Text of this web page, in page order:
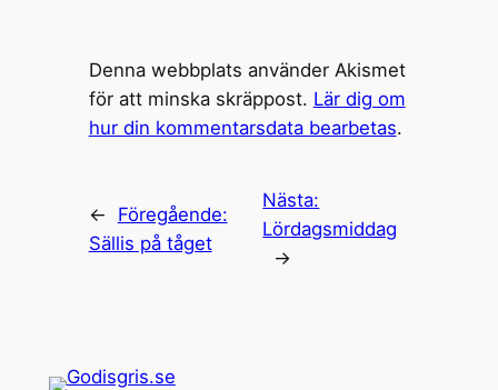
Denna webbplats använder Akismet
för att minska skräppost. Lär dig om
hur din kommentarsdata bearbetas.
←
Föregående:
Sällis på tåget
Nästa:
Lördagsmiddag
→